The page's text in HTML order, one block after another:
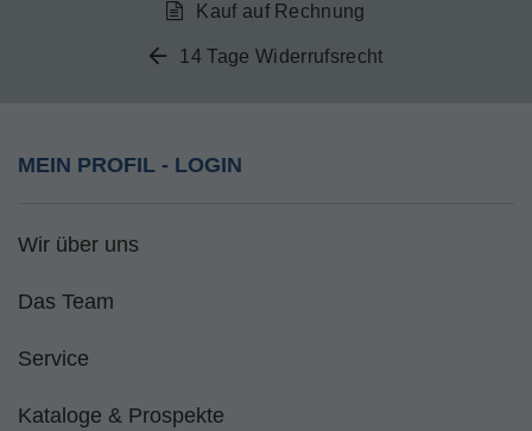
Kauf auf Rechnung
14 Tage Widerrufsrecht
MEIN PROFIL - LOGIN
Wir über uns
Das Team
Service
Kataloge & Prospekte